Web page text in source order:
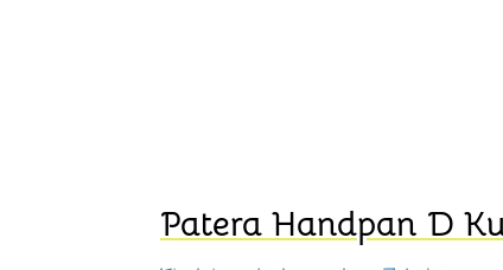
Patera Handpan D